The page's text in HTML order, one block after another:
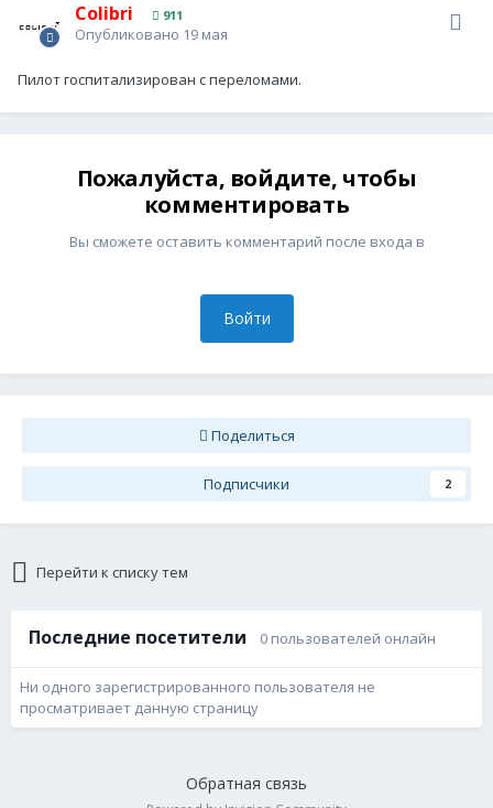
Colibri 911
Опубликовано 19 мая
Пилот госпитализирован с переломами.
Пожалуйста, войдите, чтобы
комментировать
Вы сможете оставить комментарий после входа в
Войти
Поделиться
Подписчики 2
Перейти к списку тем
Последние посетители 0 пользователей онлайн
Ни одного зарегистрированного пользователя не
просматривает данную страницу
Обратная связь